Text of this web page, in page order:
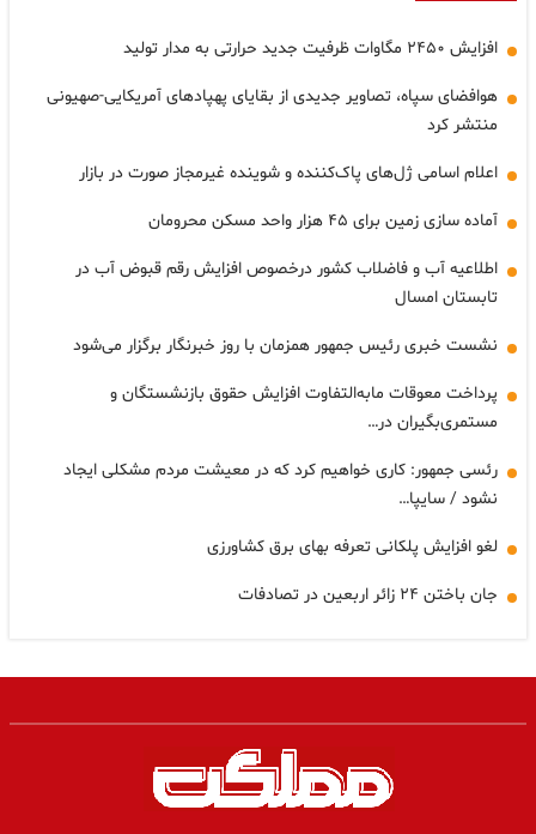
افزایش ۲۴۵۰ مگاوات ظرفیت جدید حرارتی به مدار تولید
هوافضای سپاه، تصاویر جدیدی از بقایای پهپادهای آمریکایی-صهیونی
منتشر کرد
اعلام اسامی ژل‌های پاک‌کننده و شوینده غیرمجاز صورت در بازار
آماده سازی زمین برای ۴۵ هزار واحد مسکن محرومان
اطلاعیه آب و فاضلاب کشور درخصوص افزایش رقم قبوض آب در
تابستان امسال
نشست خبری رئیس جمهور همزمان با روز خبرنگار برگزار می‌شود
پرداخت معوقات مابه‌التفاوت افزایش حقوق بازنشستگان و
مستمری‌بگیران در…
رئسی جمهور: کاری خواهیم کرد که در معیشت مردم مشکلی ایجاد
نشود / سایپا…
لغو افزایش پلکانی تعرفه بهای برق کشاورزی
جان باختن ۲۴ زائر اربعین در تصادفات